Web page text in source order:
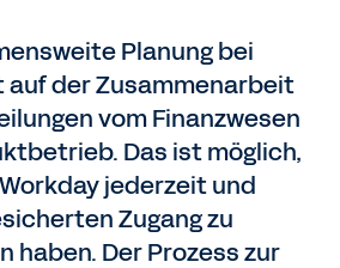
Planung bei
auf der Zusammenarbeit
vom Finanzwesen
Das ist möglich,
jederzeit und
Zugang zu
haben. Der Prozess zur